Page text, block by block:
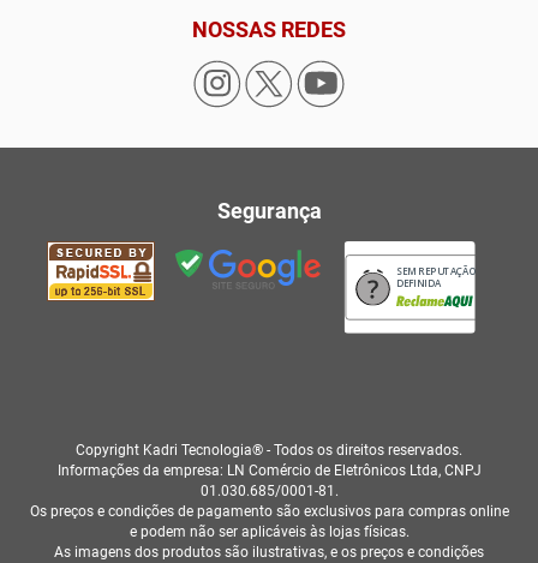
NOSSAS REDES
Segurança
SEM REPUTAÇÃO
DEFINIDA
Copyright Kadri Tecnologia® - Todos os direitos reservados.
Informações da empresa: LN Comércio de Eletrônicos Ltda, CNPJ
01.030.685/0001-81.
Os preços e condições de pagamento são exclusivos para compras online
e podem não ser aplicáveis às lojas físicas.
As imagens dos produtos são ilustrativas, e os preços e condições